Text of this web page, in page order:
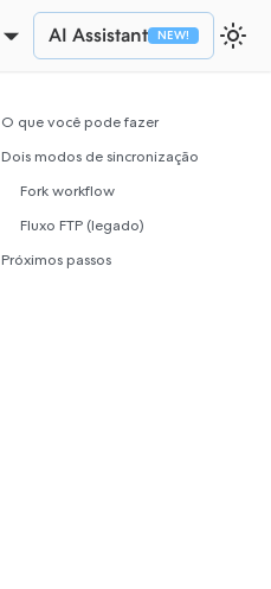
AI Assistant
O que você pode fazer
Dois modos de sincronização
Fork workflow
Fluxo FTP (legado)
Próximos passos